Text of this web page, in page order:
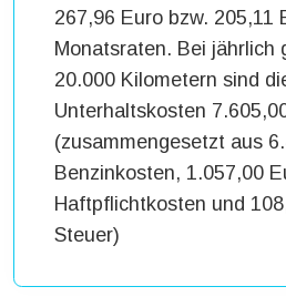
267,96 Euro bzw. 205,11
Monatsraten. Bei jährlich
20.000 Kilometern sind
Unterhaltskosten
(zusammengesetzt aus
Benzinkosten, 1.057,00
Haftpflichtkosten und
Steuer)